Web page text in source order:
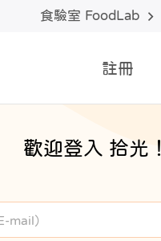
食驗室 FoodLab
註冊
歡迎登入 拾光！